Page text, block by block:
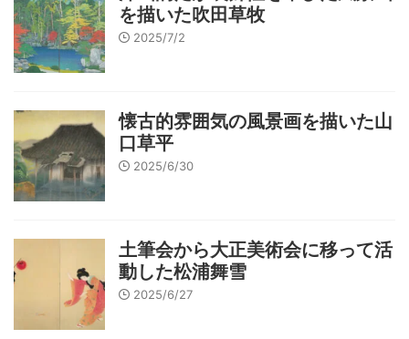
を描いた吹田草牧
2025/7/2
懐古的雰囲気の風景画を描いた山
口草平
2025/6/30
土筆会から大正美術会に移って活
動した松浦舞雪
2025/6/27